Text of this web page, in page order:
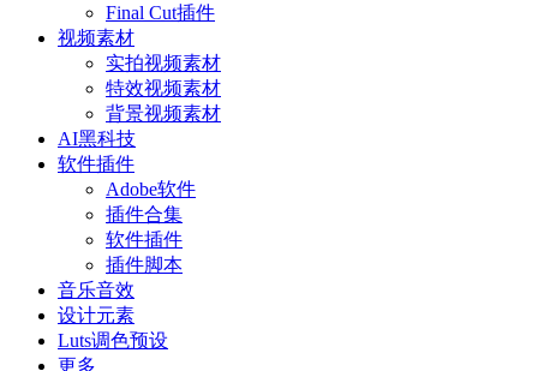
Final Cut插件
视频素材
实拍视频素材
特效视频素材
背景视频素材
AI黑科技
软件插件
Adobe软件
插件合集
软件插件
插件脚本
音乐音效
设计元素
Luts调色预设
更多